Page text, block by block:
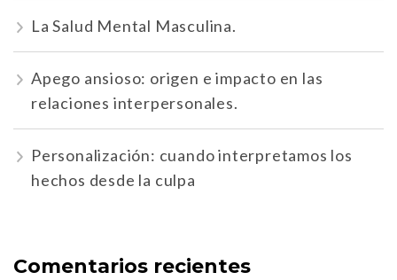
La Salud Mental Masculina.
Apego ansioso: origen e impacto en las
relaciones interpersonales.
Personalización: cuando interpretamos los
hechos desde la culpa
Comentarios recientes